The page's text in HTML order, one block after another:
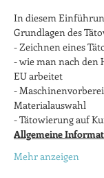
In diesem
Grundlagen des
- Zeichnen eines
- wie man nach den
EU arbeitet
-
Materialauswahl
- Tätowierung auf
Allgemeine
Mehr anzeigen